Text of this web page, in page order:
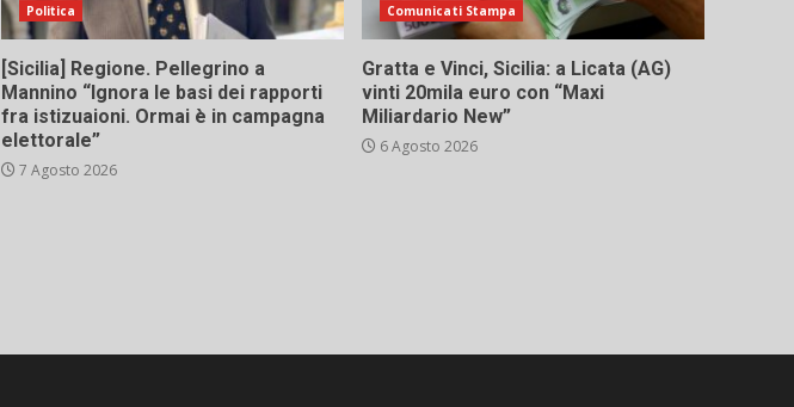
Politica
[Sicilia] Regione. Pellegrino a
Mannino “Ignora le basi dei rapporti
fra istizuaioni. Ormai è in campagna
elettorale”
7 Agosto 2026
Comunicati Stampa
Gratta e Vinci, Sicilia: a Licata (AG)
vinti 20mila euro con “Maxi
Miliardario New”
6 Agosto 2026